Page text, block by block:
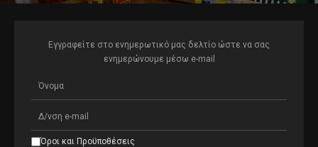
Εγγραφείτε στο ενημερωτικό μας δελτίο ώστε να σας
ενημερώνουμε μέσω e-mail
Όροι και Προϋποθέσεις